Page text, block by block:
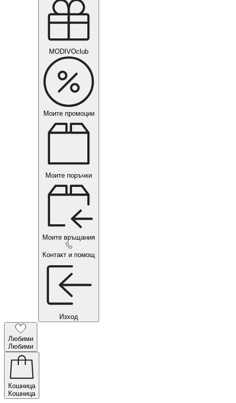
MODIVOclub
Моите промоции
Моите поръчки
Моите връщания
Контакт и помощ
Изход
Любими
Любими
Кошница
Кошница